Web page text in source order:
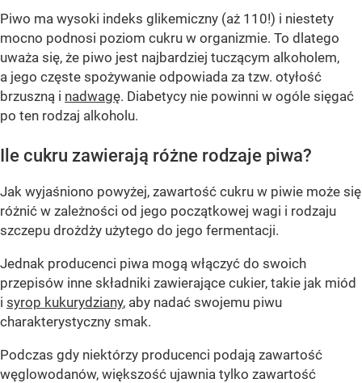
Piwo ma wysoki indeks glikemiczny (aż 110!) i niestety
mocno podnosi poziom cukru w organizmie. To dlatego
uważa się, że piwo jest najbardziej tuczącym alkoholem,
a jego częste spożywanie odpowiada za tzw. otyłość
brzuszną i nadwagę. Diabetycy nie powinni w ogóle sięgać
po ten rodzaj alkoholu.
Ile cukru zawierają różne rodzaje piwa?
Jak wyjaśniono powyżej, zawartość cukru w piwie może się
różnić w zależności od jego początkowej wagi i rodzaju
szczepu drożdży użytego do jego fermentacji.
Jednak producenci piwa mogą włączyć do swoich
przepisów inne składniki zawierające cukier, takie jak miód
i syrop kukurydziany, aby nadać swojemu piwu
charakterystyczny smak.
Podczas gdy niektórzy producenci podają zawartość
węglowodanów, większość ujawnia tylko zawartość